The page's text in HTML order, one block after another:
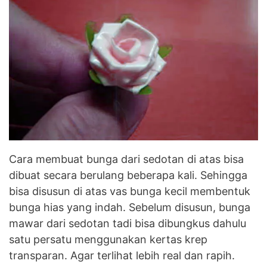
Cara membuat bunga dari sedotan di atas bisa
dibuat secara berulang beberapa kali. Sehingga
bisa disusun di atas vas bunga kecil membentuk
bunga hias yang indah. Sebelum disusun, bunga
mawar dari sedotan tadi bisa dibungkus dahulu
satu persatu menggunakan kertas krep
transparan. Agar terlihat lebih real dan rapih.